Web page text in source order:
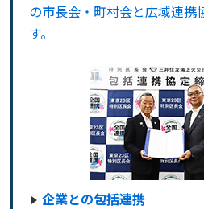
の市長会・町村会と広域連携
す。
企業との包括連携